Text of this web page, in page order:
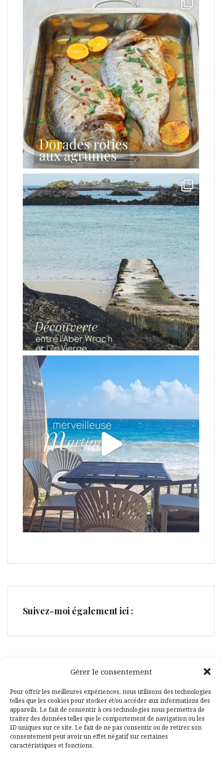
Gérer le consentement
Pour offrir les meilleures expériences, nous utilisons des technologies
telles que les cookies pour stocker et/ou accéder aux informations des
appareils. Le fait de consentir à ces technologies nous permettra de
traiter des données telles que le comportement de navigation ou les
ID uniques sur ce site. Le fait de ne pas consentir ou de retirer son
consentement peut avoir un effet négatif sur certaines
caractéristiques et fonctions.
Suivez-moi également ici :
Facebook
Pinterest